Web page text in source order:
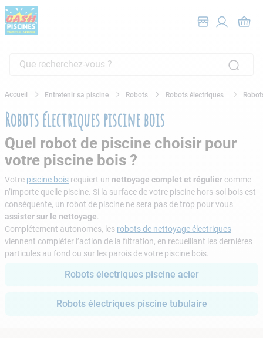
Entretenir sa piscine Robots Robots électriques
Robots électriques piscine bois
Quel robot de piscine choisir pour
votre piscine bois ?
Votre piscine bois requiert un nettoyage complet et régulier comme
n’importe quelle piscine. Si la surface de votre piscine hors-sol bois est
conséquente, un robot de piscine ne sera pas de trop pour vous
assister sur le nettoyage
Complétement autonomes, les robots de nettoyage électriques
viennent compléter l’action de la filtration, en recueillant les dernières
particules au fond ou sur les parois de votre piscine bois.
Robots électriques piscine acier
Robots électriques piscine tubulaire